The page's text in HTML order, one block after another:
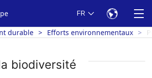
FR
durable Efforts environnementaux
biodiversité